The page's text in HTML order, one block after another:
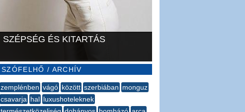
SZÉPSÉG ÉS KITARTÁS
SZÓFELHŐ / ARCHÍV
zemplénben vágó között szerbiában monguz
csavarja hal luxushoteleknek